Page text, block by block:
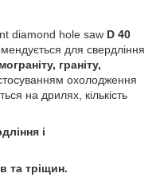
diamond hole saw D 40
для свердління
граніту,
охолодження
на дрилях, кількість
і
та тріщин.